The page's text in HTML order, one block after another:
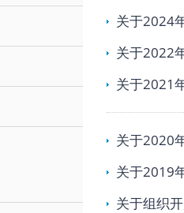
关于2024
关于2022
关于2021
关于2020
关于2019
关于组织